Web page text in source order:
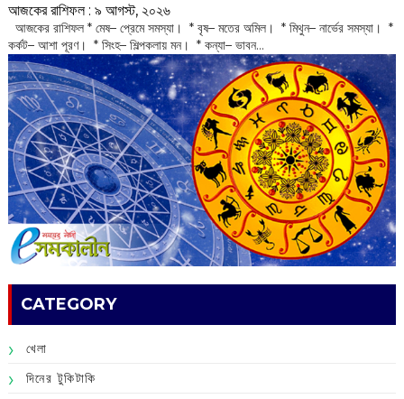
আজকের রাশিফল :‌ ‌‌৯ আগস্ট, ২০২৬
‌ আজকের রাশিফল * মেষ– প্রেমে সমস্যা। * বৃষ– মতের অমিল। * মিথুন– নার্ভের সমস্যা। *
কর্কট– আশা পূরণ। * সিংহ– শিল্পকলায় মন। * কন্যা– ভাবন...
CATEGORY
খেলা
দিনের টুকিটাকি